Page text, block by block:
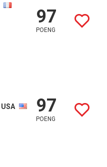
97
POENG
USA
97
POENG